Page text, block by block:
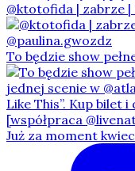
@ktotofida | zabrze |
To będzie show
Już za moment